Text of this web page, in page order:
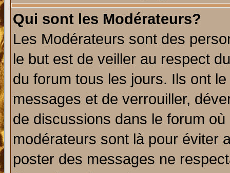
Qui sont les Modérateurs?
Les Modérateurs sont des
le but est de veiller au respect
du forum tous les jours. Ils ont
messages et de verrouiller,
de discussions dans le forum
modérateurs sont là pour éviter
poster des messages ne